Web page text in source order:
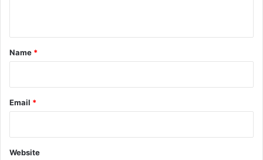
*
Name *
Email *
Website